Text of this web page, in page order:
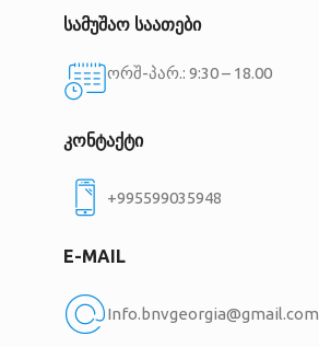
სამუშაო საათები
ორშ-პარ.: 9:30 – 18.00
კონტაქტი
+995599035948
E-MAIL
Info.bnvgeorgia@gmail.com